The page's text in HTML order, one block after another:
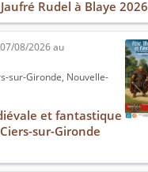
Rudel à Blaye 2026
08/2026 au
sur-Gironde, Nouvelle-
et fantastique
sur-Gironde